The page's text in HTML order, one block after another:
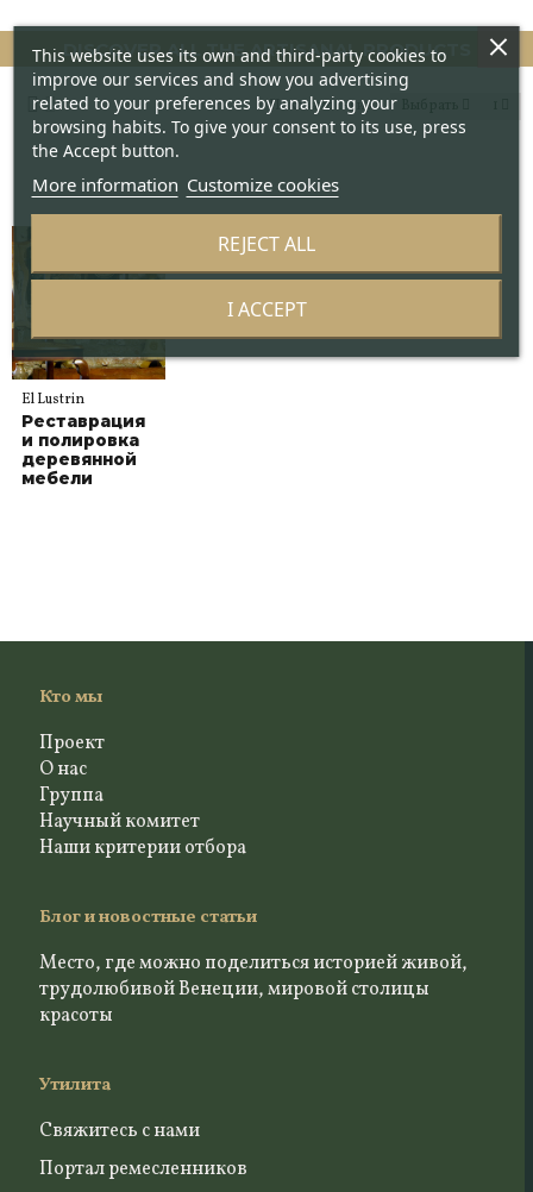
DISCOVER ALL THE ARTISANAL PRODUCTS
Показано 1-1 из 1
El Lustrin
Реставрация
и полировка
деревянной
мебели
Кто мы
Проект
О нас
Группа
Научный комитет
Наши критерии отбора
Блог и новостные статьи
Место, где можно поделиться историей живой,
трудолюбивой Венеции, мировой столицы
красоты
Утилита
Свяжитесь с нами
Портал ремесленников
This website uses its own and third-party cookies to
improve our services and show you advertising
related to your preferences by analyzing your
browsing habits. To give your consent to its use, press
the Accept button.
More information Customize cookies
REJECT ALL
I ACCEPT